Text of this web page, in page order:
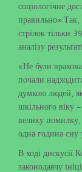
соціологічне
правильно».Так,
стрілок тільки
аналізу
«Не були
почали
думкою людей,
шкільного віку
велику помилку,
одна година сну
В ході дискусії
законодавчу